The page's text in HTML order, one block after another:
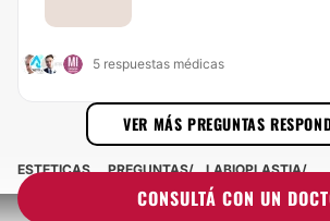
5 respuestas médicas
VER MÁS PREGUNTAS
CONSULTÁ CON UN
ESTETICAS PREGUNTAS LABIOPLASTIA